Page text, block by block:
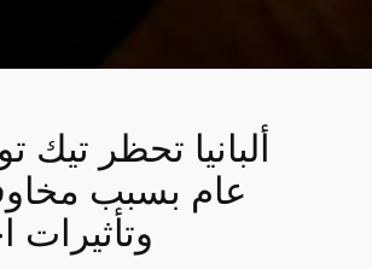
ألبانيا تحظر تيك
عام بسبب
وتأثيرات